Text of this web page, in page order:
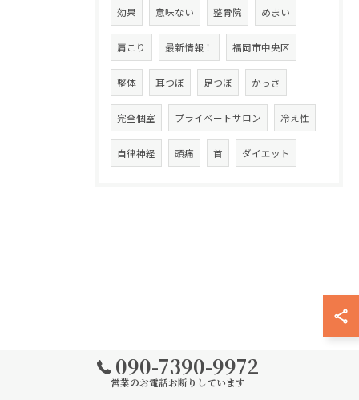
効果 意味ない 整骨院 めまい
肩こり 最新情報！ 福岡市中央区
整体 耳つぼ 足つぼ かっさ
完全個室 プライベートサロン 冷え性
自律神経 頭痛 首 ダイエット
090-7390-9972
営業のお電話お断りしています